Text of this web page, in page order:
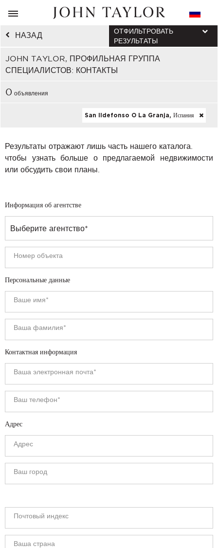
НАЗАД
JOHN TAYLOR, ПРОФИЛЬНАЯ ГРУППА
СПЕЦИАЛИСТОВ: КОНТАКТЫ
ОТФИЛЬТРОВАТЬ
РЕЗУЛЬТАТЫ
0 объявления
San Ildefonso O La Granja, Испания
Результаты отражают лишь часть нашего каталога.
чтобы узнать больше о предлагаемой недвижимости
или обсудить свои планы.
Информация об агентстве
Персональные данные
Контактная информация
Адрес